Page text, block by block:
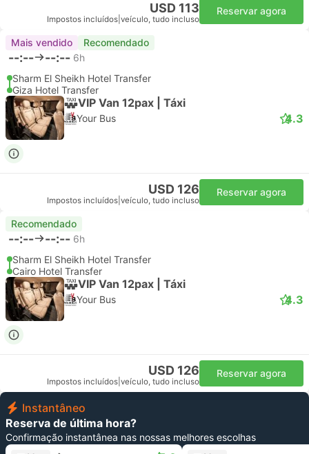
USD 113
Impostos incluídos veículo, tudo incluso
Reservar agora
Mais vendido Recomendado
--:-- --:-- 6h
Sharm El Sheikh Hotel Transfer
Giza Hotel Transfer
VIP Van 12pax | Táxi
Your Bus 4.3
USD 126
Impostos incluídos veículo, tudo incluso
Reservar agora
Recomendado
--:-- --:-- 6h
Sharm El Sheikh Hotel Transfer
Cairo Hotel Transfer
VIP Van 12pax | Táxi
Your Bus 4.3
USD 126
Impostos incluídos veículo, tudo incluso
Reservar agora
Instantâneo
Reserva de última hora?
Confirmação instantânea nas nossas melhores escolhas